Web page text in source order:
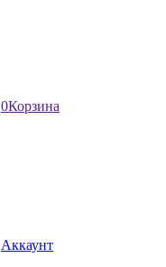
0Корзина
Аккаунт